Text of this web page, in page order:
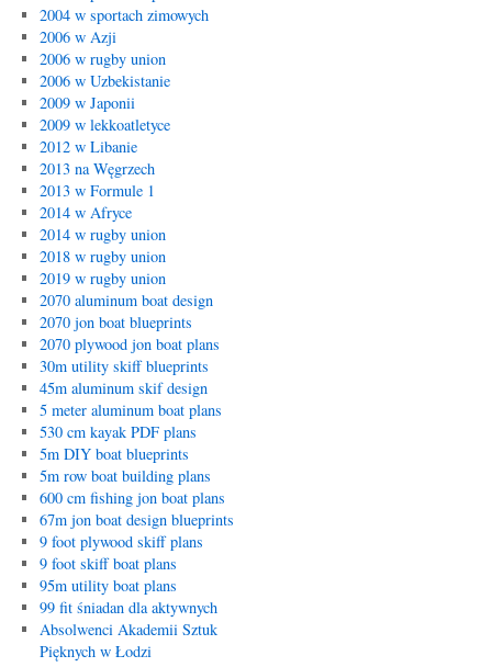
2004 w sportach zimowych
2006 w Azji
2006 w rugby union
2006 w Uzbekistanie
2009 w Japonii
2009 w lekkoatletyce
2012 w Libanie
2013 na Węgrzech
2013 w Formule 1
2014 w Afryce
2014 w rugby union
2018 w rugby union
2019 w rugby union
2070 aluminum boat design
2070 jon boat blueprints
2070 plywood jon boat plans
30m utility skiff blueprints
45m aluminum skif design
5 meter aluminum boat plans
530 cm kayak PDF plans
5m DIY boat blueprints
5m row boat building plans
600 cm fishing jon boat plans
67m jon boat design blueprints
9 foot plywood skiff plans
9 foot skiff boat plans
95m utility boat plans
99 fit śniadan dla aktywnych
Absolwenci Akademii Sztuk
Pięknych w Łodzi